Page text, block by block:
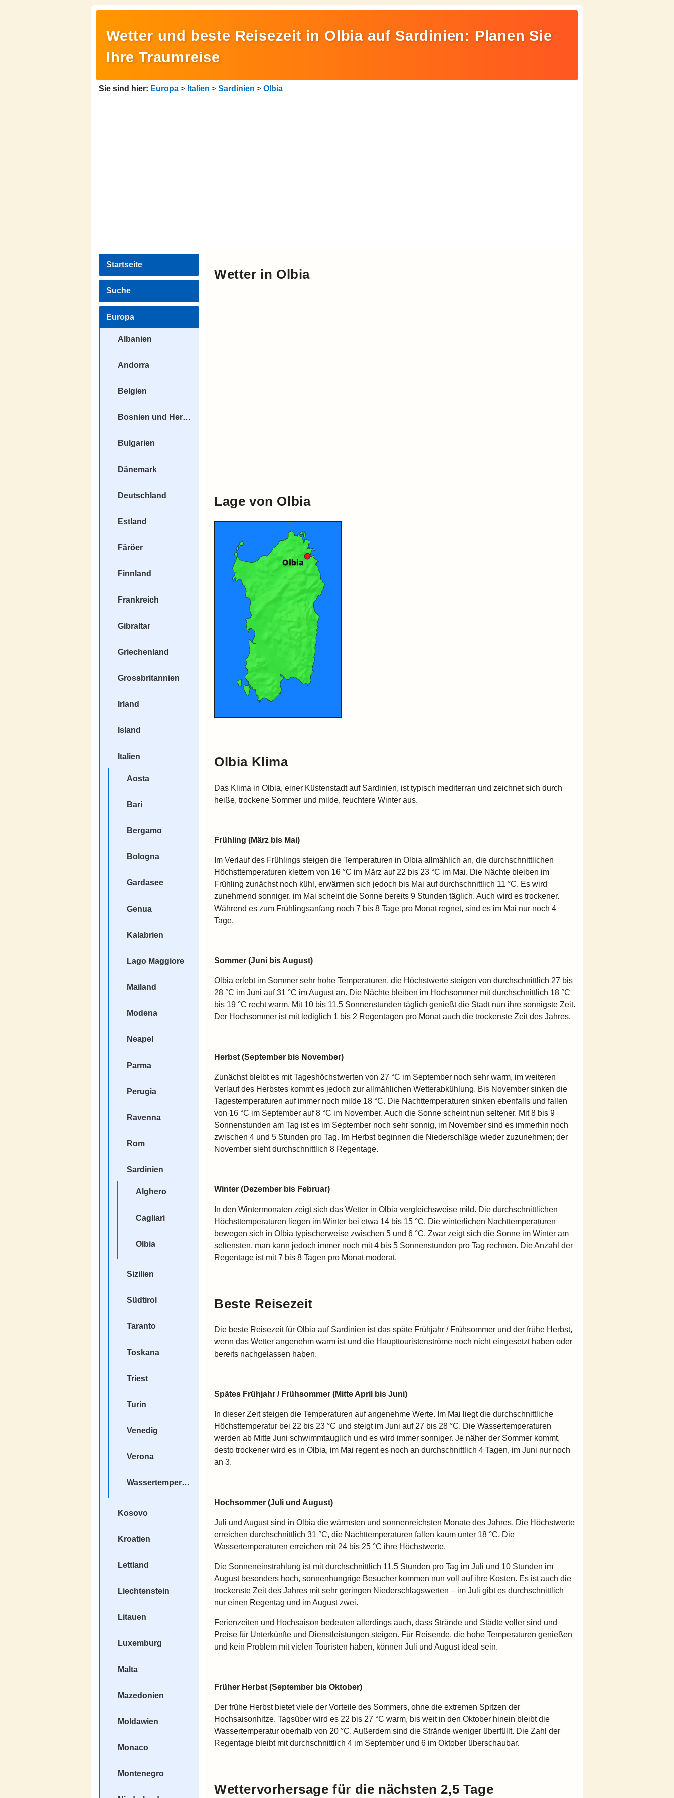
Wetter und beste Reisezeit in Olbia auf Sardinien: Planen Sie
Ihre Traumreise
Sie sind hier: Europa > Italien > Sardinien > Olbia
Startseite
Suche
Europa
Albanien
Andorra
Belgien
Bosnien und Herzegowina
Bulgarien
Dänemark
Deutschland
Estland
Färöer
Finnland
Frankreich
Gibraltar
Griechenland
Grossbritannien
Irland
Island
Italien
Aosta
Bari
Bergamo
Bologna
Gardasee
Genua
Kalabrien
Lago Maggiore
Mailand
Modena
Neapel
Parma
Perugia
Ravenna
Rom
Sardinien
Alghero
Cagliari
Olbia
Sizilien
Südtirol
Taranto
Toskana
Triest
Turin
Venedig
Verona
Wassertemperatur
Kosovo
Kroatien
Lettland
Liechtenstein
Litauen
Luxemburg
Malta
Mazedonien
Moldawien
Monaco
Montenegro
Wetter in Olbia
Lage von Olbia
Olbia Klima
Das Klima in Olbia, einer Küstenstadt auf Sardinien, ist typisch mediterran und zeichnet sich durch
heiße, trockene Sommer und milde, feuchtere Winter aus.
Frühling (März bis Mai)
Im Verlauf des Frühlings steigen die Temperaturen in Olbia allmählich an, die durchschnittlichen
Höchsttemperaturen klettern von 16 °C im März auf 22 bis 23 °C im Mai. Die Nächte bleiben im
Frühling zunächst noch kühl, erwärmen sich jedoch bis Mai auf durchschnittlich 11 °C. Es wird
zunehmend sonniger, im Mai scheint die Sonne bereits 9 Stunden täglich. Auch wird es trockener.
Während es zum Frühlingsanfang noch 7 bis 8 Tage pro Monat regnet, sind es im Mai nur noch 4
Tage.
Sommer (Juni bis August)
Olbia erlebt im Sommer sehr hohe Temperaturen, die Höchstwerte steigen von durchschnittlich 27 bis
28 °C im Juni auf 31 °C im August an. Die Nächte bleiben im Hochsommer mit durchschnittlich 18 °C
bis 19 °C recht warm. Mit 10 bis 11,5 Sonnenstunden täglich genießt die Stadt nun ihre sonnigste Zeit.
Der Hochsommer ist mit lediglich 1 bis 2 Regentagen pro Monat auch die trockenste Zeit des Jahres.
Herbst (September bis November)
Zunächst bleibt es mit Tageshöchstwerten von 27 °C im September noch sehr warm, im weiteren
Verlauf des Herbstes kommt es jedoch zur allmählichen Wetterabkühlung. Bis November sinken die
Tagestemperaturen auf immer noch milde 18 °C. Die Nachttemperaturen sinken ebenfalls und fallen
von 16 °C im September auf 8 °C im November. Auch die Sonne scheint nun seltener. Mit 8 bis 9
Sonnenstunden am Tag ist es im September noch sehr sonnig, im November sind es immerhin noch
zwischen 4 und 5 Stunden pro Tag. Im Herbst beginnen die Niederschläge wieder zuzunehmen; der
November sieht durchschnittlich 8 Regentage.
Winter (Dezember bis Februar)
In den Wintermonaten zeigt sich das Wetter in Olbia vergleichsweise mild. Die durchschnittlichen
Höchsttemperaturen liegen im Winter bei etwa 14 bis 15 °C. Die winterlichen Nachttemperaturen
bewegen sich in Olbia typischerweise zwischen 5 und 6 °C. Zwar zeigt sich die Sonne im Winter am
seltensten, man kann jedoch immer noch mit 4 bis 5 Sonnenstunden pro Tag rechnen. Die Anzahl der
Regentage ist mit 7 bis 8 Tagen pro Monat moderat.
Beste Reisezeit
Die beste Reisezeit für Olbia auf Sardinien ist das späte Frühjahr / Frühsommer und der frühe Herbst,
wenn das Wetter angenehm warm ist und die Haupttouristenströme noch nicht eingesetzt haben oder
bereits nachgelassen haben.
Spätes Frühjahr / Frühsommer (Mitte April bis Juni)
In dieser Zeit steigen die Temperaturen auf angenehme Werte. Im Mai liegt die durchschnittliche
Höchsttemperatur bei 22 bis 23 °C und steigt im Juni auf 27 bis 28 °C. Die Wassertemperaturen
werden ab Mitte Juni schwimmtauglich und es wird immer sonniger. Je näher der Sommer kommt,
desto trockener wird es in Olbia, im Mai regent es noch an durchschnittlich 4 Tagen, im Juni nur noch
an 3.
Hochsommer (Juli und August)
Juli und August sind in Olbia die wärmsten und sonnenreichsten Monate des Jahres. Die Höchstwerte
erreichen durchschnittlich 31 °C, die Nachttemperaturen fallen kaum unter 18 °C. Die
Wassertemperaturen erreichen mit 24 bis 25 °C ihre Höchstwerte.
Die Sonneneinstrahlung ist mit durchschnittlich 11,5 Stunden pro Tag im Juli und 10 Stunden im
August besonders hoch, sonnenhungrige Besucher kommen nun voll auf ihre Kosten. Es ist auch die
trockenste Zeit des Jahres mit sehr geringen Niederschlagswerten – im Juli gibt es durchschnittlich
nur einen Regentag und im August zwei.
Ferienzeiten und Hochsaison bedeuten allerdings auch, dass Strände und Städte voller sind und
Preise für Unterkünfte und Dienstleistungen steigen. Für Reisende, die hohe Temperaturen genießen
und kein Problem mit vielen Touristen haben, können Juli und August ideal sein.
Früher Herbst (September bis Oktober)
Der frühe Herbst bietet viele der Vorteile des Sommers, ohne die extremen Spitzen der
Hochsaisonhitze. Tagsüber wird es 22 bis 27 °C warm, bis weit in den Oktober hinein bleibt die
Wassertemperatur oberhalb von 20 °C. Außerdem sind die Strände weniger überfüllt. Die Zahl der
Regentage bleibt mit durchschnittlich 4 im September und 6 im Oktober überschaubar.
Wettervorhersage für die nächsten 2,5 Tage